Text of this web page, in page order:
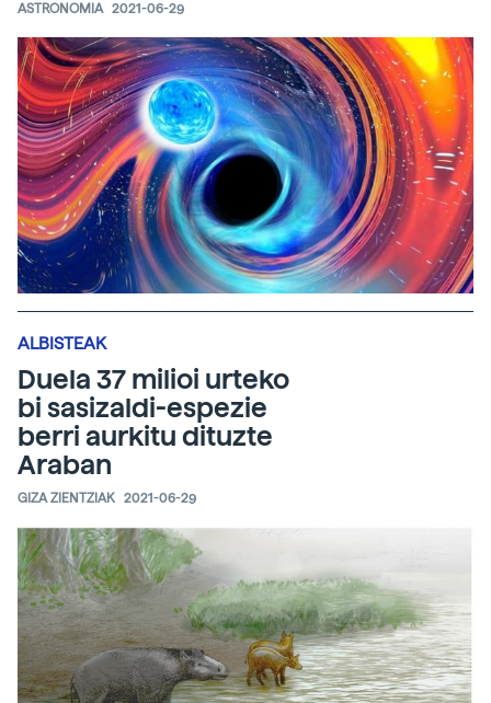
ASTRONOMIA 2021-06-29
ALBISTEAK
Duela 37 milioi urteko
bi sasizaldi-espezie
berri aurkitu dituzte
Araban
GIZA ZIENTZIAK 2021-06-29